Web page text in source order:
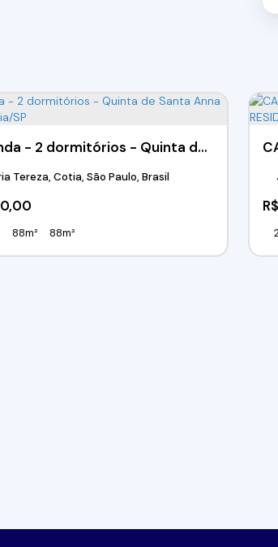
Casa a venda - 2 dormitórios - Quinta de Santa Anna - Caiapiá - Cotia/SP
Tereza, Cotia, São Paulo, Brasil
88m² 88m²
R$